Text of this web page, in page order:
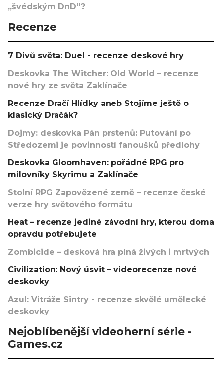
„švédským DnD“?
Recenze
7 Divů světa: Duel - recenze deskové hry
Deskovka The Witcher: Old World – recenze
nové hry ze světa Zaklínače
Recenze Dračí Hlídky aneb Stojíme ještě o
klasický Dračák?
Dojmy: deskovka Pán prstenů: Putování po
Středozemi je povinností fanoušků předlohy
Deskovka Gloomhaven: pořádné RPG pro
milovníky Skyrimu a Zaklínače
Stolní RPG Zapovězené země – recenze české
verze hry světového formátu
Heat – recenze jediné závodní hry, kterou doma
opravdu potřebujete
Zombicide – desková hra plná živých i mrtvých
Civilization: Nový úsvit – videorecenze nové
deskovky
Azul: Vitráže Sintry - recenze skvělé umělecké
deskovky
Nejoblíbenější videoherní série -
Games.cz